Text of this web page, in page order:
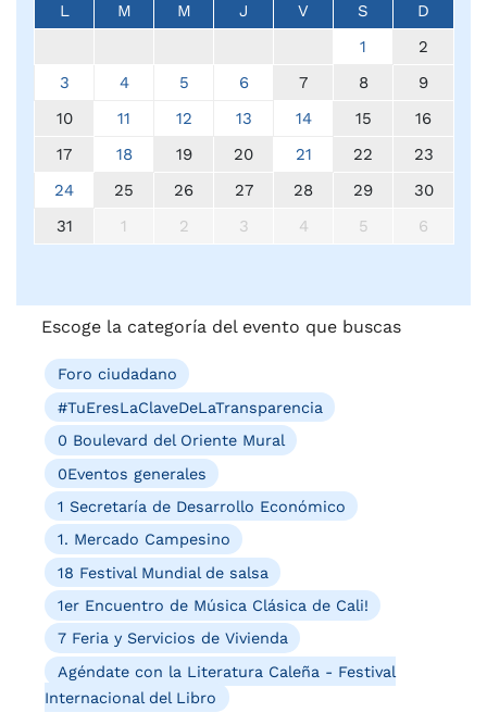
L M M J V S
D
1
2
3
4 5 6 7 8
9
10
11 12 13 14 15
16
17
18 19 20 21 22
23
24
25 26 27 28 29
30
31
1 2 3 4 5 6
Escoge la categoría del evento que buscas
Foro ciudadano
#TuEresLaClaveDeLaTransparencia
0 Boulevard del Oriente Mural
0Eventos generales
1 Secretaría de Desarrollo Económico
1. Mercado Campesino
18 Festival Mundial de salsa
1er Encuentro de Música Clásica de Cali!
7 Feria y Servicios de Vivienda
Agéndate con la Literatura Caleña - Festival
Internacional del Libro